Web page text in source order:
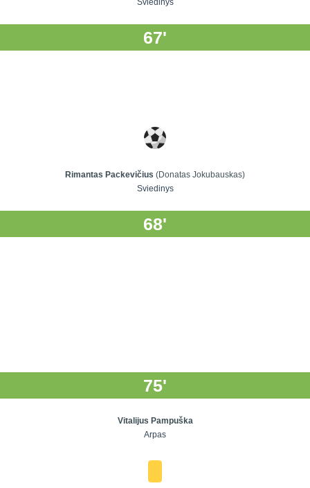
Sviedinys
67'
Rimantas Packevičius (Donatas Jokubauskas)
Sviedinys
68'
75'
Vitalijus Pampuška
Arpas